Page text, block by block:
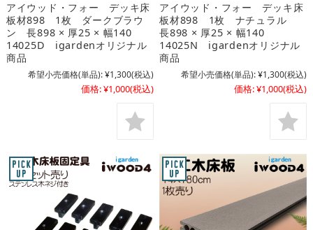
アイウッド・フォー デッキ床
板材898 1枚 ダークブラウ
ン 長898 × 厚25 × 幅140
14025D igardenオリジナル
商品
希望小売価格(単品):¥1,300(税込)
価格:¥1,000(税込)
アイウッド・フォー デッキ床
板材898 1枚 ナチュラル
長898 × 厚25 × 幅140
14025N igardenオリジナル
商品
希望小売価格(単品):¥1,300(税込)
価格:¥1,000(税込)